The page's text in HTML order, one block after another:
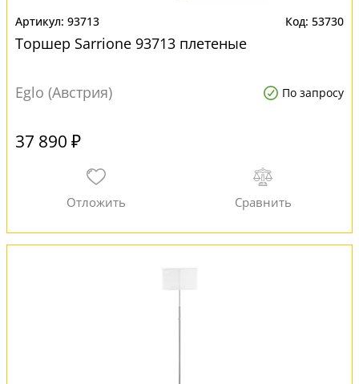
93713 53730
Торшер Sarrione 93713 плетеные
Eglo (Австрия) По запросу
37 890 ₽